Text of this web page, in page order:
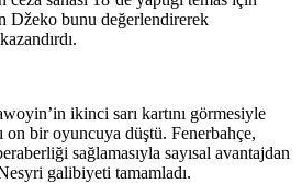
Džeko bunu değerlendirerek
ikinci sarı kartını görmesiyle
on bir oyuncuya düştü. Fenerbahçe,
sağlamasıyla sayısal avantajdan
galibiyeti tamamladı.